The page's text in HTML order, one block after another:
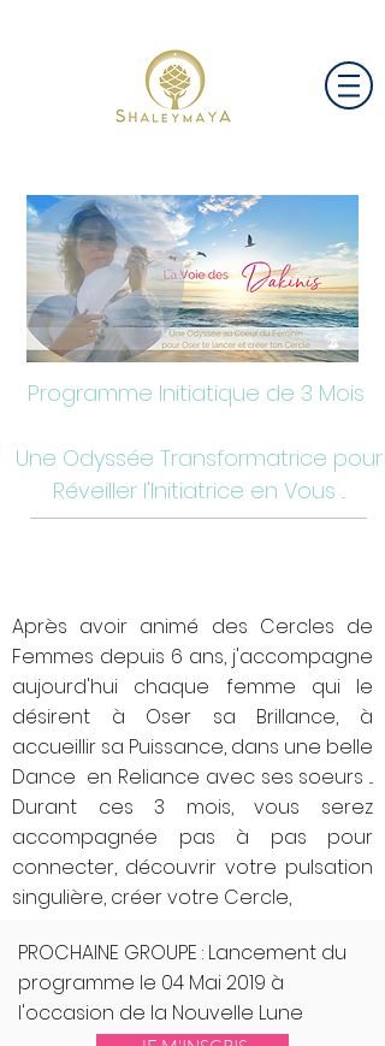
Programme Initiatique de 3 Mois
Une Odyssée Transformatrice pour
Réveiller l'Initiatrice en Vous ...
Après avoir animé des Cercles de
Femmes depuis 6 ans, j'accompagne
aujourd'hui chaque femme qui le
désirent à Oser sa Brillance, à
accueillir sa Puissance, dans une belle
Dance en Reliance avec ses soeurs ...
Durant ces 3 mois, vous serez
accompagnée pas à pas pour
connecter, découvrir votre pulsation
singulière, créer votre Cercle,
résonance avec les Âmes qui auront
besoin de vous rencontrer sur leur
chemin.
PROCHAINE GROUPE : Lancement du
programme le 04 Mai 2019 à
l'occasion de la Nouvelle Lune